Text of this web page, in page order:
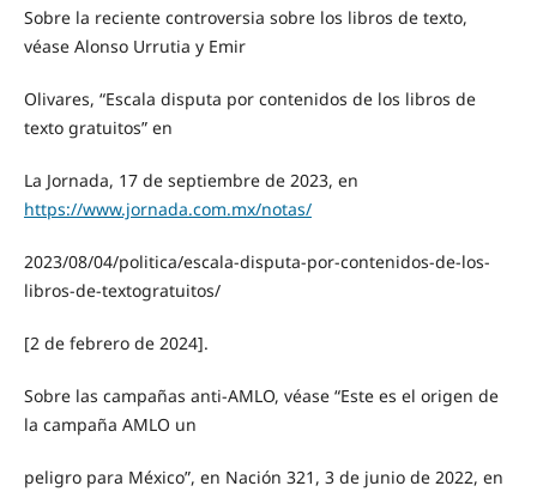
Sobre la reciente controversia sobre los libros de texto,
véase Alonso Urrutia y Emir
Olivares, “Escala disputa por contenidos de los libros de
texto gratuitos” en
La Jornada, 17 de septiembre de 2023, en
https://www.jornada.com.mx/notas/
2023/08/04/politica/escala-disputa-por-contenidos-de-los-
libros-de-textogratuitos/
[2 de febrero de 2024].
Sobre las campañas anti-AMLO, véase “Este es el origen de
la campaña AMLO un
peligro para México”, en Nación 321, 3 de junio de 2022, en